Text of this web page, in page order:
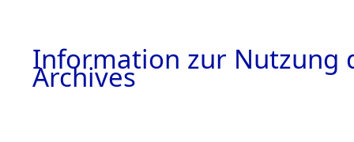
Information zur Nutzung
Archives